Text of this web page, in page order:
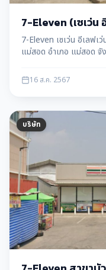
7-Eleven (เซเว่น
7-Eleven เซเว่น อีเลฟ
แม่สอด อำเภอ แม่สอด จั
16 ส.ค. 2567
บริษัท